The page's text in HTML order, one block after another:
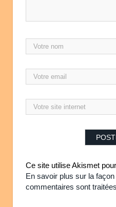
Ce site utilise Akismet
En savoir plus sur la
commentaires sont traitées